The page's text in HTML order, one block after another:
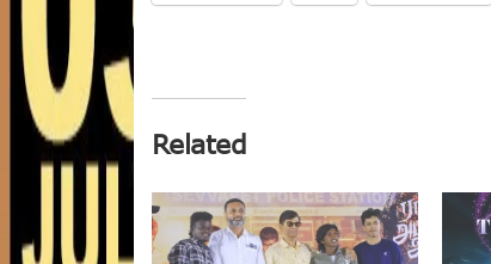
Related